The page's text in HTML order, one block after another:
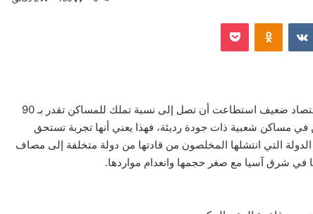
Odnoklassniki
‫Pocket
عندما نعلم أن دولة فقيرة بالموارد وكانت ذات اقتصاد ضعيف استطاعت أن تصل إلى نسبة تملك للمساكن تقدر بـ 90
مساكن شعبية ذات جودة رديئة، فهذا يعني أنها تجربة تستحق
التي انتشلها المخلصون من قادتها من دولة متخلفة إلى مصاف
في شرق آسيا مع صغر حجمها وانعدام مواردها.